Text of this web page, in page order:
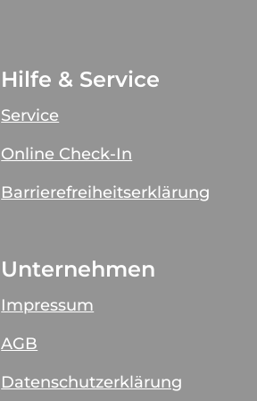
Hilfe & Service
Service
Online Check-In
Barrierefreiheitserklärung
Unternehmen
Impressum
AGB
Datenschutzerklärung